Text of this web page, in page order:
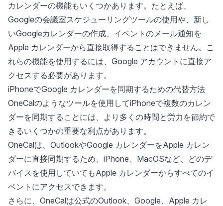
カレンダーの機能もいくつかあります。たとえば、
Googleの会議室スケジューリングツールの使用や、新し
いGoogleカレンダーの作成、イベントのメール通知を
Apple カレンダーから直接取得することはできません。こ
れらの機能を使用するには、Google アカウントに直接ア
クセスする必要があります。
iPhoneでGoogle カレンダーを同期するための代替方法
OneCalのようなツールを使用してiPhoneで複数のカレン
ダーを同期することには、より多くの時間と労力を節約で
きるいくつかの重要な利点があります。
OneCalは、 OutlookやGoogle カレンダーをApple カレン
ダーに直接同期するため、iPhone、MacOSなど、どのデ
バイスを使用していてもApple カレンダーからすべてのイ
ベントにアクセスできます。
さらに、OneCalは公式のOutlook、Google、Apple カレ